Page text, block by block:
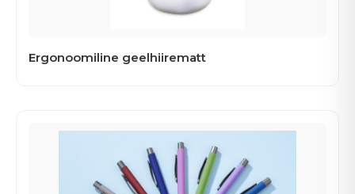
Ergonoomiline geelhiirematt